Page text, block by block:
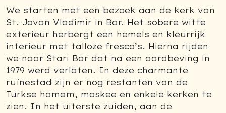
We starten met een bezoek aan de kerk van
St. Jovan Vladimir in Bar. Het sobere witte
exterieur herbergt een hemels en kleurrijk
interieur met talloze fresco’s. Hierna rijden
we naar Stari Bar dat na een aardbeving in
1979 werd verlaten. In deze charmante
ruïnestad zijn er nog restanten van de
Turkse hamam, moskee en enkele kerken te
zien. In het uiterste zuiden, aan de